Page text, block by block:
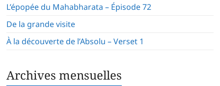
L’épopée du Mahabharata – Épisode 72
De la grande visite
À la découverte de l’Absolu – Verset 1
Archives mensuelles